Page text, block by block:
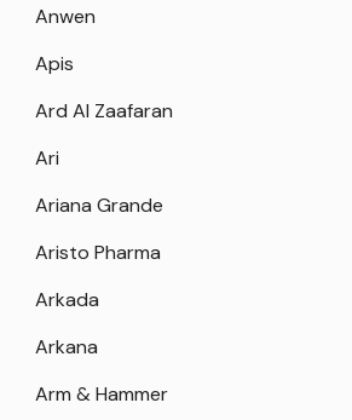
Anwen
Apis
Ard Al Zaafaran
Ari
Ariana Grande
Aristo Pharma
Arkada
Arkana
Arm & Hammer